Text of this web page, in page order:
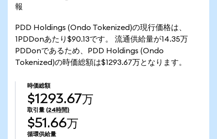
報
PDD Holdings (Ondo Tokenized)の現行価格は、
1PDDonあたり$90.13です。 流通供給量が14.35万
PDDonであるため、PDD Holdings (Ondo
Tokenized)の時価総額は$1293.67万となります。
時価総額
$1293.67万
取引量 (24時間)
$51.66万
循環供給量